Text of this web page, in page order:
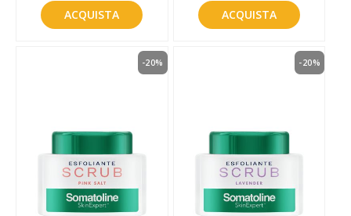
ACQUISTA ACQUISTA
-20% -20%